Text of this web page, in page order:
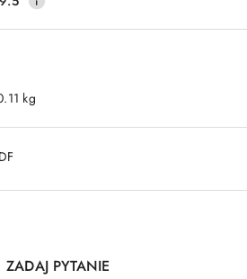
kg
ZADAJ PYTANIE